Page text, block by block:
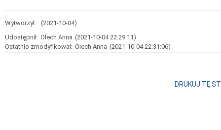
Wytworzył:
(2021-10-04)
Udostępnił: Olech Anna (2021-10-04 22:29:11)
Ostatnio zmodyfikował: Olech Anna (2021-10-04 22:31:06)
DRUKUJ TĘ